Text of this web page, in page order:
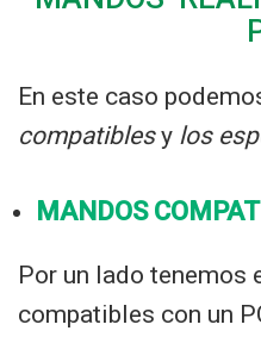
En este caso
compatiblesy los
MANDOS
Por un lado tenemos
compatibles con un